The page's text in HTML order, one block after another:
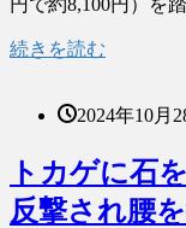
続きを読む
2024年10月
トカゲに石
反撃され腰